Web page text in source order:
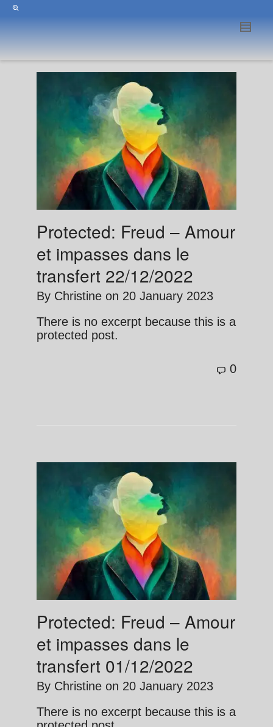
Protected: Freud – Amour
et impasses dans le
transfert 22/12/2022
By Christine on 20 January 2023
There is no excerpt because this is a
protected post.
0
Protected: Freud – Amour
et impasses dans le
transfert 01/12/2022
By Christine on 20 January 2023
There is no excerpt because this is a